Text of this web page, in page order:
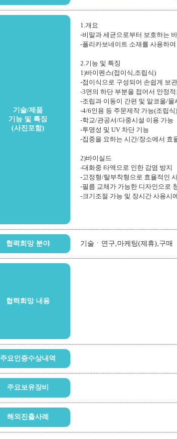
기술/제품
기능 및 특징
(사진포함)
1.개요
-비말과 세균으로부터 보호하는
-폴리카보네이트 소재를 사용하
2.기능 및 특징
1)바이펜스(접이식,조립식)
-접이식으로 구성되어 손쉽게 보
-3면의 하단 부분을 접어서 안정
-조립과 이동이 간편 및 알코올/물
-4/6인용 등 주문제작 가능(조립식)
-학교/관공서/다중시설 이용 가능
-투명성 및 UV 차단 기능
-집중을 요하는 시간/장소에서 효
2)바이실드
-대화중 타액으로 인한 감염 방지
-고정형/탈부착형으로 효율적인
-필름 교체가 가능한 디자인으로
-크기조절 가능 및 장시간 사용시
협력희망 분야 기술ㆍ연구,마케팅(제휴),구매
협력희망 내용
주요인증수상내역
주요보유장비
해외진출사례